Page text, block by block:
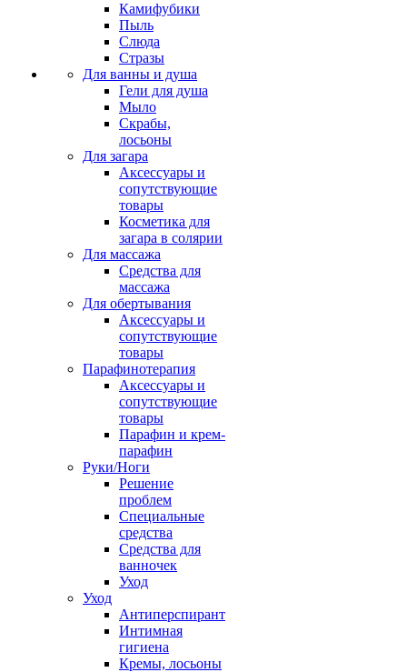
Камифубики
Пыль
Слюда
Стразы
Для ванны и душа
Гели для душа
Мыло
Скрабы,
лосьоны
Для загара
Аксессуары и
сопутствующие
товары
Косметика для
загара в солярии
Для массажа
Средства для
массажа
Для обертывания
Аксессуары и
сопутствующие
товары
Парафинотерапия
Аксессуары и
сопутствующие
товары
Парафин и крем-
парафин
Руки/Ноги
Решение
проблем
Специальные
средства
Средства для
ванночек
Уход
Уход
Антиперспирант
Интимная
гигиена
Кремы, лосьоны